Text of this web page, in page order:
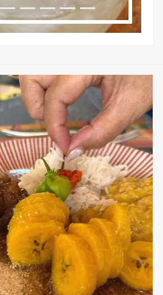
sweetkwisine
Nov 25